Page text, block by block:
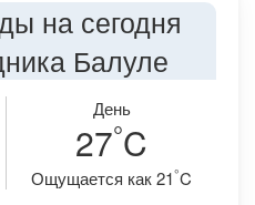
на сегодня
Балуле
День
27°C
Ощущается как 21°C